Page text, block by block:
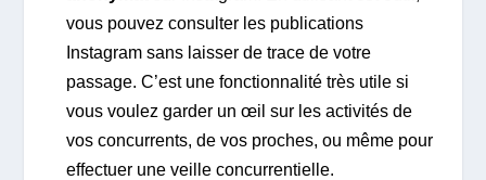
vous pouvez consulter les publications
Instagram sans laisser de trace de votre
passage. C’est une fonctionnalité très utile si
vous voulez garder un œil sur les activités de
vos concurrents, de vos proches, ou même pour
effectuer une veille concurrentielle.